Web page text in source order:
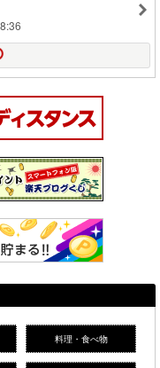
料理・食べ物